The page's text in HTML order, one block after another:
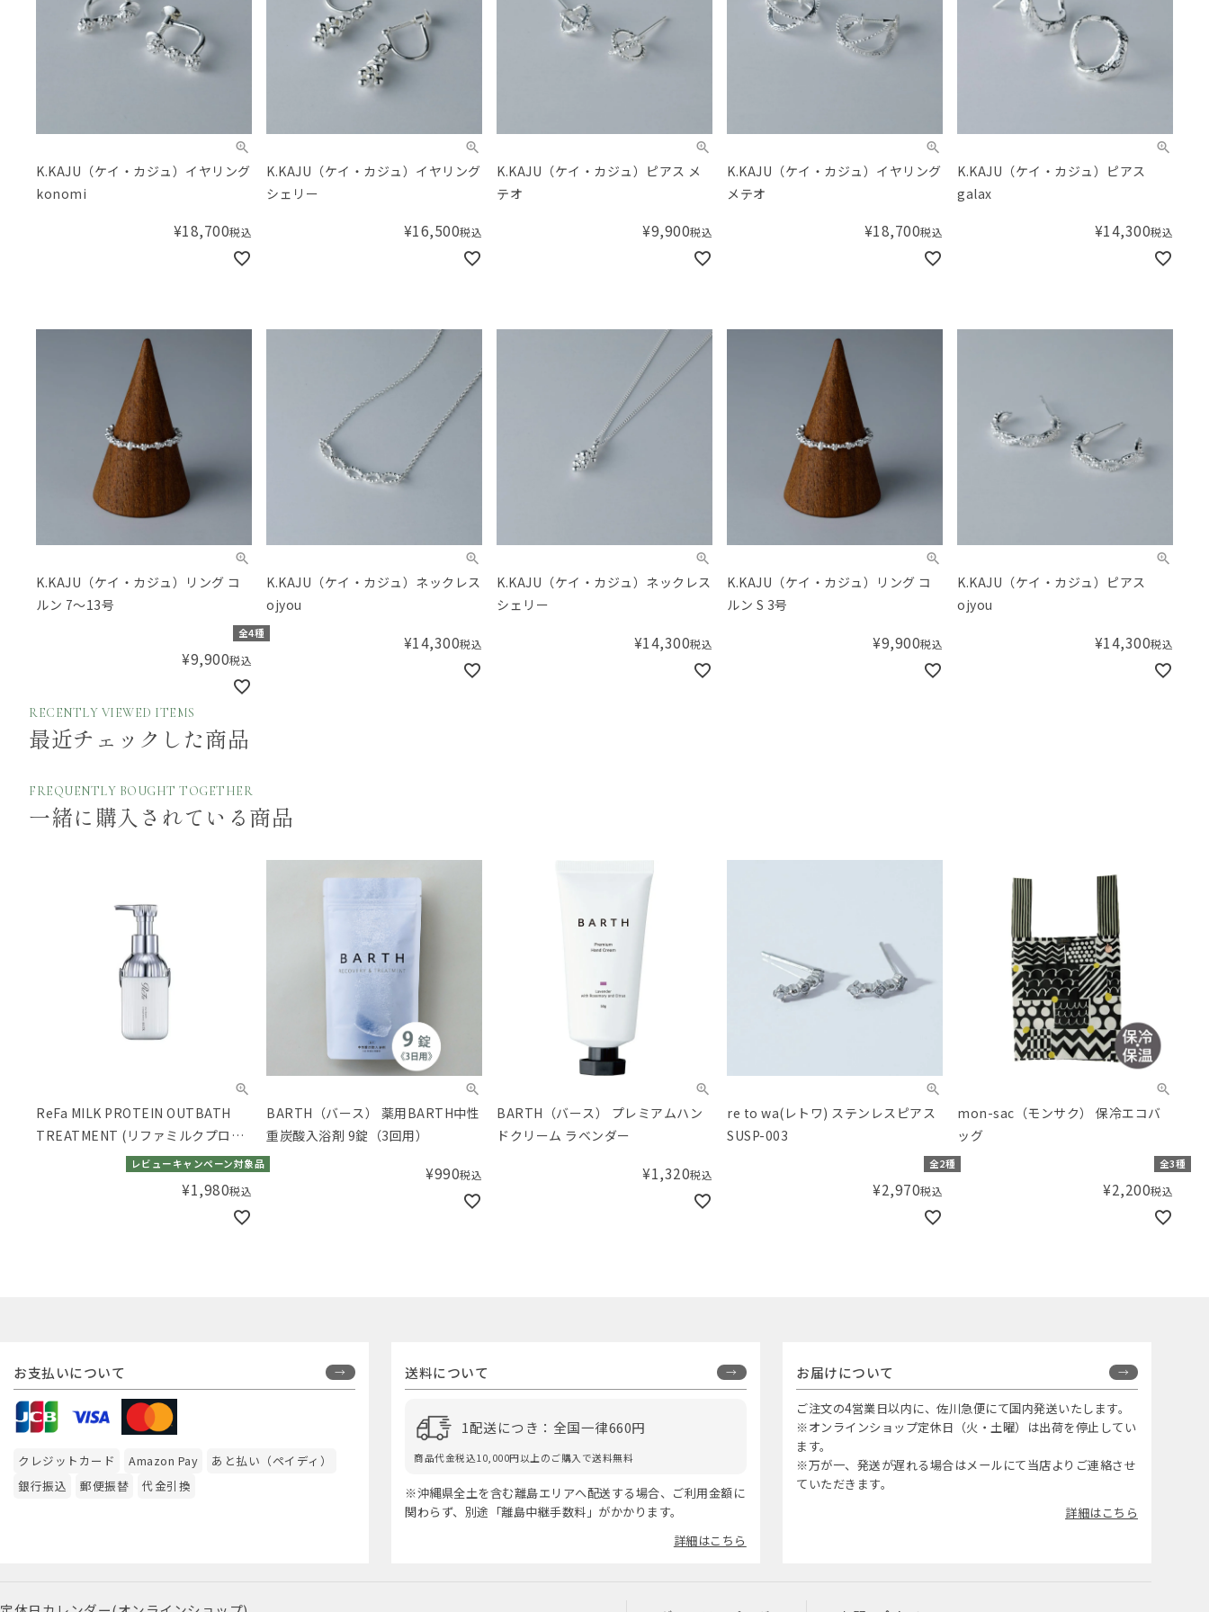
K.KAJU（ケイ・カジュ）イヤリング
konomi
¥18,700税込
K.KAJU（ケイ・カジュ）イヤリング
シェリー
¥16,500税込
K.KAJU（ケイ・カジュ）ピアス メ
テオ
¥9,900税込
K.KAJU（ケイ・カジュ）イヤリング
メテオ
¥18,700税込
K.KAJU（ケイ・カジュ）ピアス
galax
¥14,300税込
K.KAJU（ケイ・カジュ）リング コ
ルン 7～13号
全4種
¥9,900税込
K.KAJU（ケイ・カジュ）ネックレス
ojyou
¥14,300税込
K.KAJU（ケイ・カジュ）ネックレス
シェリー
¥14,300税込
K.KAJU（ケイ・カジュ）リング コ
ルン S 3号
¥9,900税込
K.KAJU（ケイ・カジュ）ピアス
ojyou
¥14,300税込
RECENTLY VIEWED ITEMS
最近チェックした商品
FREQUENTLY BOUGHT TOGETHER
一緒に購入されている商品
ReFa MILK PROTEIN OUTBATH
TREATMENT (リファミルクプロテ
インアウトバストリートメント)
レビューキャンペーン対象品
¥1,980税込
BARTH（バース） 薬用BARTH中性
重炭酸入浴剤 9錠（3回用）
¥990税込
BARTH（バース） プレミアムハン
ドクリーム ラベンダー
¥1,320税込
re to wa(レトワ) ステンレスピアス
SUSP-003
全2種
¥2,970税込
mon-sac（モンサク） 保冷エコバ
ッグ
全3種
¥2,200税込
お支払いについて
クレジットカード Amazon Pay
あと払い（ペイディ）
銀行振込
郵便振替 代金引換
送料について
1配送につき：全国一律660円
商品代金税込10,000円以上のご購入で送料無料
※沖縄県全土を含む離島エリアへ配送する場合、ご利用金額に
関わらず、別途「離島中継手数料」がかかります。
詳細はこちら
お届けについて
ご注文の4営業日以内に、佐川急便にて国内発送いたします。
※オンラインショップ定休日（火・土曜）は出荷を停止してい
ます。
※万が一、発送が遅れる場合はメールにて当店よりご連絡させ
ていただきます。
詳細はこちら